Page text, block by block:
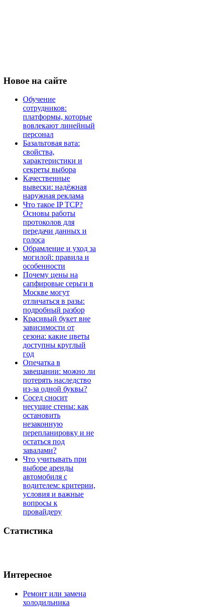
Новое на сайте
Обучение
сотрудников:
платформы, которые
вовлекают линейный
персонал
Базальтовая вата:
свойства,
характеристики и
секреты выбора
Качественные
вывески: надёжная
наружная реклама
Что такое IP TCP?
Основы работы
протоколов для
передачи данных и
голоса
Обрамление и уход за
могилой: правила и
особенности
Почему цены на
сапфировые серьги в
Москве могут
отличаться в разы:
подробный разбор
Красивый букет вне
зависимости от
сезона: какие цветы
доступны круглый
год
Опечатка в
завещании: можно ли
потерять наследство
из-за одной буквы?
Сосед сносит
несущие стены: как
остановить
незаконную
перепланировку и не
остаться под
завалами?
Что учитывать при
выборе аренды
автомобиля с
водителем: критерии,
условия и важные
вопросы к
провайдеру
Статистика
Интересное
Ремонт или замена
холодильника